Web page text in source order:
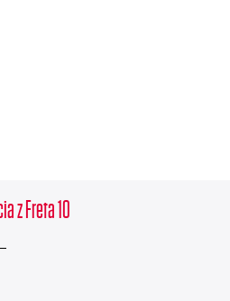
z Freta 10